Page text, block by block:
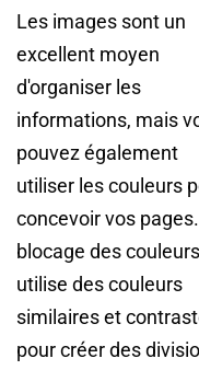
Les images sont un
excellent moyen
d'organiser les
informations, mais
pouvez également
utiliser les couleurs
concevoir vos
blocage des couleurs
utilise des couleurs
similaires et
pour créer des